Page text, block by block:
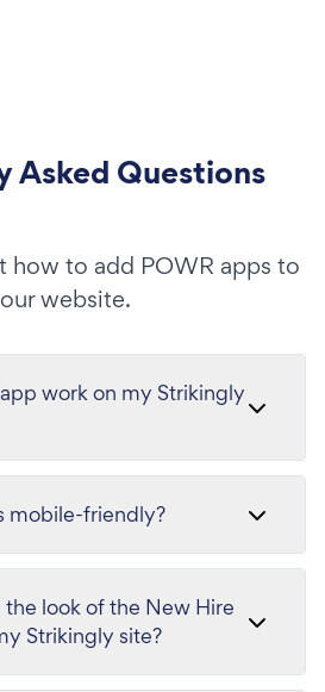
Asked Questions
how to add POWR apps to
website.
work on my Strikingly
mobile-friendly?
the look of the New Hire
Strikingly site?